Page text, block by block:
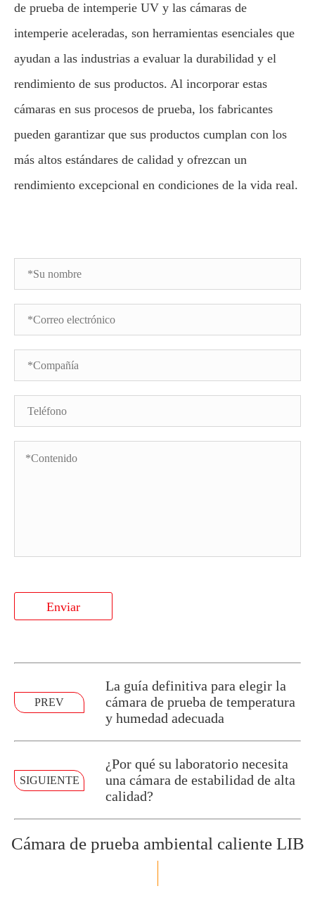
de prueba de intemperie UV y las cámaras de
intemperie aceleradas, son herramientas esenciales que
ayudan a las industrias a evaluar la durabilidad y el
rendimiento de sus productos. Al incorporar estas
cámaras en sus procesos de prueba, los fabricantes
pueden garantizar que sus productos cumplan con los
más altos estándares de calidad y ofrezcan un
rendimiento excepcional en condiciones de la vida real.
Enviar
PREV
La guía definitiva para elegir la
cámara de prueba de temperatura
y humedad adecuada
SIGUIENTE
¿Por qué su laboratorio necesita
una cámara de estabilidad de alta
calidad?
Cámara de prueba ambiental caliente LIB